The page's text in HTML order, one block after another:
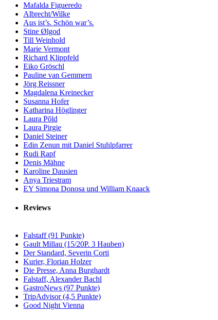
Mafalda Figueredo
Albrecht/Wilke
Aus ist’s. Schön war’s.
Stine Ølgod
Till Weinhold
Marie Vermont
Richard Klippfeld
Eiko Gröschl
Pauline van Gemmern
Jörg Reissner
Magdalena Kreinecker
Susanna Hofer
Katharina Höglinger
Laura Põld
Laura Pirgie
Daniel Steiner
Edin Zenun mit Daniel Stuhlpfarrer
Rudi Rapf
Denis Mähne
Karoline Dausien
Anya Triestram
EY Simona Donosa und William Knaack
Reviews
Falstaff (91 Punkte)
Gault Millau (15/20P. 3 Hauben)
Der Standard, Severin Corti
Kurier, Florian Holzer
Die Presse, Anna Burghardt
Falstaff, Alexander Bachl
GastroNews (97 Punkte)
TripAdvisor (4,5 Punkte)
Good Night Vienna